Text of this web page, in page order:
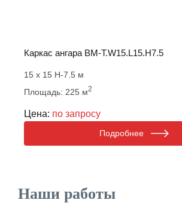
Каркас ангара ВМ-T.W15.L15.H7.5
15 х 15 Н-7.5 м
Площадь: 225 м2
Цена: по запросу
Подробнее
Наши работы